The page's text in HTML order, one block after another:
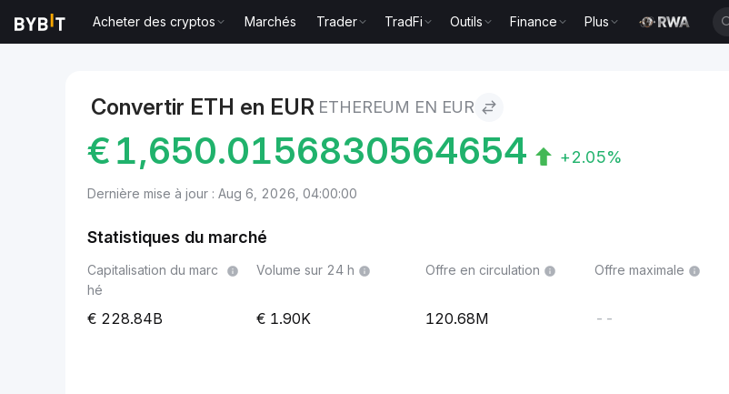
Acheter des cryptos Marchés Trader TradFi Outils Finance Plus
Convertir ETH en EUR ETHEREUM EN EUR
€1,650.0156830564654 +2.05%
Dernière mise à jour : Aug 6, 2026, 04:00:00
Statistiques du marché
Capitalisation du marc
hé
228.84B
Volume sur 24 h
1.90K
Offre en circulation
120.68M
Offre maximale
--